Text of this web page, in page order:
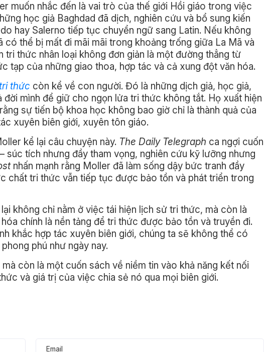
muốn nhắc đến là vai trò của thế giới Hồi giáo trong việc
học giả Baghdad đã dịch, nghiên cứu và bổ sung kiến
hay Salerno tiếp tục chuyển ngữ sang Latin. Nếu không
thể bị mất đi mãi mãi trong khoảng trống giữa La Mã và
tri thức nhân loại không đơn giản là một đường thẳng từ
tạp của những giao thoa, hợp tác và cả xung đột văn hóa.
thức còn kể về con người. Đó là những dịch giả, học giả,
mình để giữ cho ngọn lửa tri thức không tắt. Họ xuất hiện
sự tiến bộ khoa học không bao giờ chỉ là thành quả của
xuyên biên giới, xuyên tôn giáo.
kể lại câu chuyện này. The Daily Telegraph ca ngợi cuốn
súc tích nhưng đầy tham vọng, nghiên cứu kỹ lưỡng nhưng
nhấn mạnh rằng Moller đã làm sống dậy bức tranh đầy
chất tri thức vẫn tiếp tục được bảo tồn và phát triển trong
lại không chỉ nằm ở việc tái hiện lịch sử tri thức, mà còn là
chính là nền tảng để tri thức được bảo tồn và truyền đi.
khắc hợp tác xuyên biên giới, chúng ta sẽ không thể có
phú như ngày nay.
còn là một cuốn sách về niềm tin vào khả năng kết nối
và giá trị của việc chia sẻ nó qua mọi biên giới.